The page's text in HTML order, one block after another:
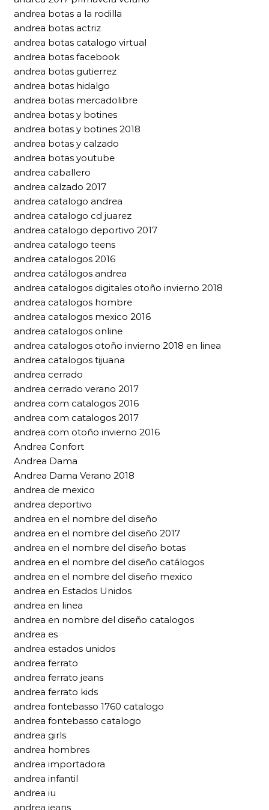
andrea botas a la rodilla
andrea botas actriz
andrea botas catalogo virtual
andrea botas facebook
andrea botas gutierrez
andrea botas hidalgo
andrea botas mercadolibre
andrea botas y botines
andrea botas y botines 2018
andrea botas y calzado
andrea botas youtube
andrea caballero
andrea calzado 2017
andrea catalogo andrea
andrea catalogo cd juarez
andrea catalogo deportivo 2017
andrea catalogo teens
andrea catalogos 2016
andrea catálogos andrea
andrea catalogos digitales otoño invierno 2018
andrea catalogos hombre
andrea catalogos mexico 2016
andrea catalogos online
andrea catalogos otoño invierno 2018 en linea
andrea catalogos tijuana
andrea cerrado
andrea cerrado verano 2017
andrea com catalogos 2016
andrea com catalogos 2017
andrea com otoño invierno 2016
Andrea Confort
Andrea Dama
Andrea Dama Verano 2018
andrea de mexico
andrea deportivo
andrea en el nombre del diseño
andrea en el nombre del diseño 2017
andrea en el nombre del diseño botas
andrea en el nombre del diseño catálogos
andrea en el nombre del diseño mexico
andrea en Estados Unidos
andrea en linea
andrea en nombre del diseño catalogos
andrea es
andrea estados unidos
andrea ferrato
andrea ferrato jeans
andrea ferrato kids
andrea fontebasso 1760 catalogo
andrea fontebasso catalogo
andrea girls
andrea hombres
andrea importadora
andrea infantil
andrea iu
andrea jeans